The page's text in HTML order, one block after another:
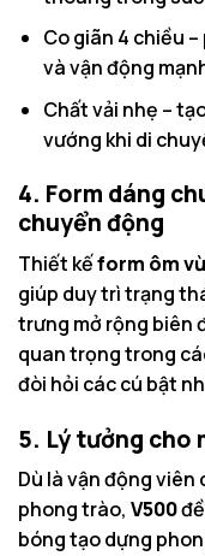
Co giãn 4 chiều
và vận động
Chất vải nhẹ –
vướng khi di
4. Form dáng
chuyển động
Thiết kếform ôm
giúp duy trì trạng
trưng mở rộng biên
quan trọng trong
đòi hỏi các cú bật
5. Lý tưởng cho
Dù là vận động
phong trào, V500
bóng tạo dựng